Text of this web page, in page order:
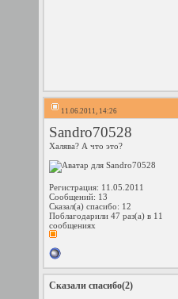
11.06.2011, 14:26
Sandro70528
Халява? А что это?
Регистрация: 11.05.2011
Сообщений: 13
Сказал(а) спасибо: 12
Поблагодарили 47 раз(а) в 11
сообщениях
Сказали спасибо(2)